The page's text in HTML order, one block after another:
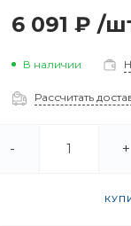
6 091 ₽/
В наличии
Рассчитать
- +